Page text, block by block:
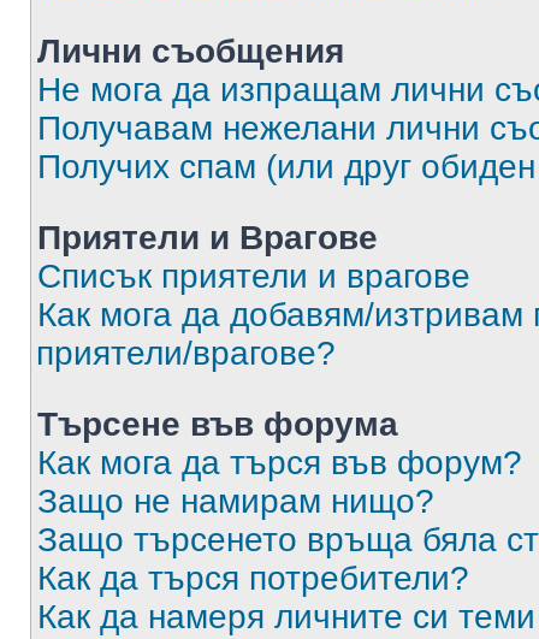
Лични съобщения
Не мога да изпращам лични
Получавам нежелани лични
Получих спам (или друг
Приятели и Врагове
Списък приятели и врагове
Как мога да добавям/изтривам
приятели/врагове?
Търсене във форума
Как мога да търся във форум?
Защо не намирам нищо?
Защо търсенето връща бяла
Как да търся потребители?
Как да намеря личните си